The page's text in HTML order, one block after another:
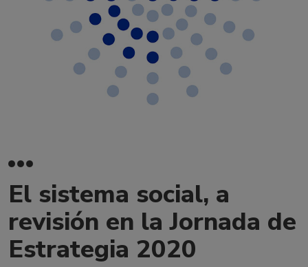
El sistema social, a
revisión en la Jornada de
Estrategia 2020